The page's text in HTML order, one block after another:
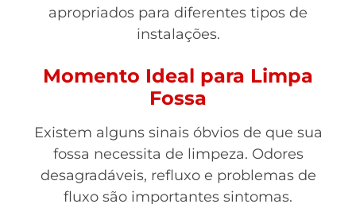
apropriados para diferentes tipos de
instalações.
Momento Ideal para Limpa
Fossa
Existem alguns sinais óbvios de que sua
fossa necessita de limpeza. Odores
desagradáveis, refluxo e problemas de
fluxo são importantes sintomas.